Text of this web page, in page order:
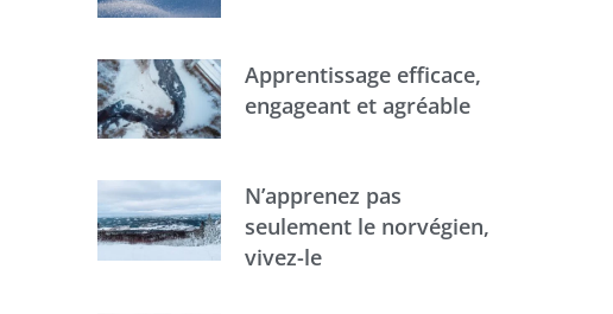
Apprentissage efficace,
engageant et agréable
N’apprenez pas
seulement le norvégien,
vivez-le